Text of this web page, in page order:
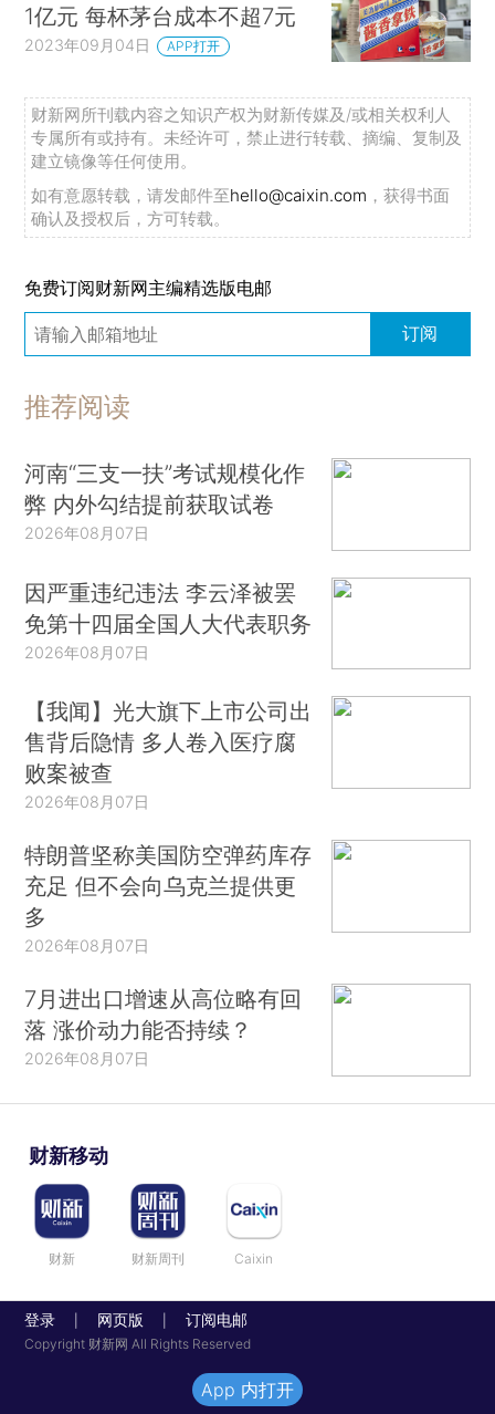
1亿元 每杯茅台成本不超7元
2023年09月04日 APP打开
财新网所刊载内容之知识产权为财新传媒及/或相关权利人
专属所有或持有。未经许可，禁止进行转载、摘编、复制及
建立镜像等任何使用。
如有意愿转载，请发邮件至hello@caixin.com ，获得书面
确认及授权后，方可转载。
免费订阅财新网主编精选版电邮
订阅
推荐阅读
河南“三支一扶”考试规模化作
弊 内外勾结提前获取试卷
2026年08月07日
因严重违纪违法 李云泽被罢
免第十四届全国人大代表职务
2026年08月07日
【我闻】光大旗下上市公司出
售背后隐情 多人卷入医疗腐
败案被查
2026年08月07日
特朗普坚称美国防空弹药库存
充足 但不会向乌克兰提供更
多
2026年08月07日
7月进出口增速从高位略有回
落 涨价动力能否持续？
2026年08月07日
财新移动
财新 财新周刊 Caixin
登录 网页版 订阅电邮
Copyright 财新网 All Rights Reserved
App 内打开